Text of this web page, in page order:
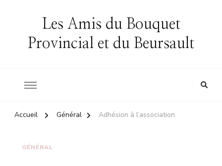
Les Amis du Bouquet
Provincial et du Beursault
Accueil Général Adhésion à l’association
GÉNÉRAL